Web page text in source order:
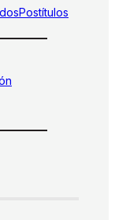
Postítulos